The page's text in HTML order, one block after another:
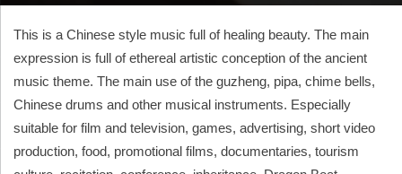
This is a Chinese style music full of healing beauty. The main
expression is full of ethereal artistic conception of the ancient
music theme. The main use of the guzheng, pipa, chime bells,
Chinese drums and other musical instruments. Especially
suitable for film and television, games, advertising, short video
production, food, promotional films, documentaries, tourism